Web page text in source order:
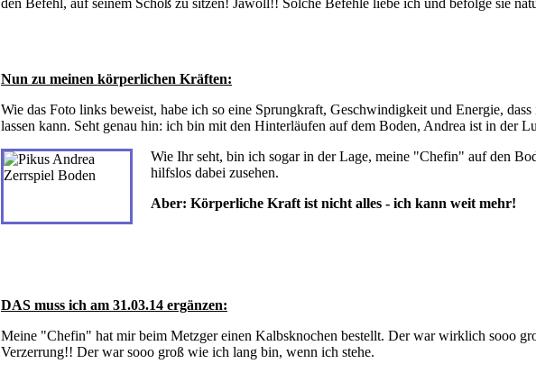
Nun zu meinen körperlichen Kräften:
Wie das Foto links beweist, habe ich so eine Sprungkraft, Geschwindigkeit und Energie,
lassen kann. Seht genau hin: ich bin mit den Hinterläufen auf dem Boden, Andrea ist in der
Wie Ihr seht, bin ich sogar in der Lage, meine "Chefin" auf den
hilfslos dabei zusehen.
Aber: Körperliche Kraft ist nicht alles - ich kann weit mehr!
DAS muss ich am 31.03.14 ergänzen:
Meine "Chefin" hat mir beim Metzger einen Kalbsknochen bestellt. Der war wirklich sooo
Verzerrung!! Der war sooo groß wie ich lang bin, wenn ich stehe.